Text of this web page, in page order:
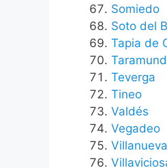
Somiedo
Soto del
Tapia de
Teverga
Tineo
Valdés
Vegadeo